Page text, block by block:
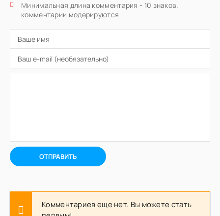
Минимальная длина комментария - 10 знаков.
комментарии модерируются
ОТПРАВИТЬ
Комментариев еще нет. Вы можете стать